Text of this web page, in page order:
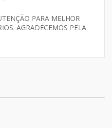
PARA MELHOR
AGRADECEMOS PELA